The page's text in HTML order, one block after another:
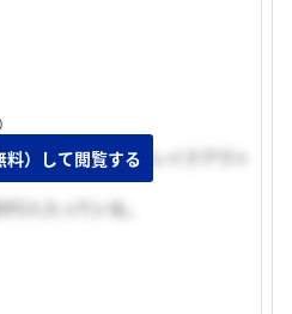
ただき、その後ブレイクアウト
2人入っている。